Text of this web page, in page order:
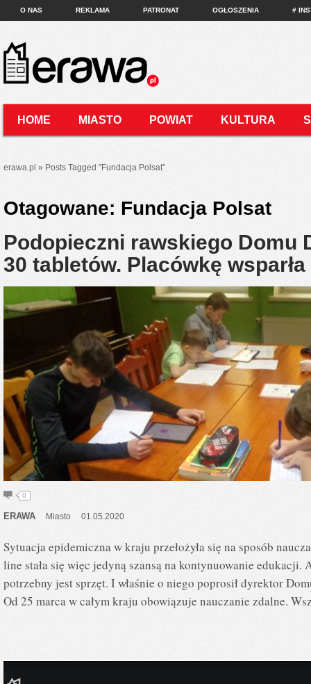
O NAS REKLAMA PATRONAT OGŁOSZENIA #
HOME MIASTO POWIAT KULTURA
erawa.pl » Posts Tagged "Fundacja Polsat"
Otagowane: Fundacja Polsat
Podopieczni rawskiego Domu
30 tabletów. Placówkę
0
ERAWA Miasto 01.05.2020
Sytuacja epidemiczna w kraju przełożyła się na sposób
line stała się więc jedyną szansą na kontynuowanie edukacji.
potrzebny jest sprzęt. I właśnie o niego poprosił dyrektor
Od 25 marca w całym kraju obowiązuje nauczanie zdalne.